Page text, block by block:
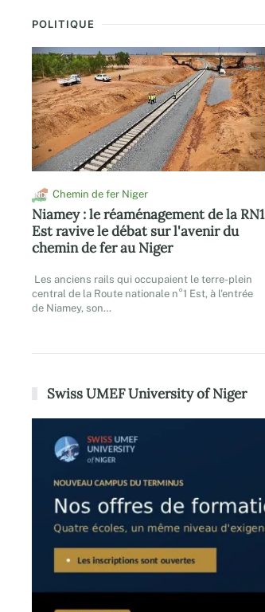
POLITIQUE
Niamey : le réaménagement de la RN1
Est ravive le débat sur l'avenir du
chemin de fer au Niger
Les anciens rails qui occupaient le terre-plein
central de la Route nationale n°1 Est, à l'entrée
de Niamey, son…
ND Chemin de fer Niger
Swiss UMEF University of Niger